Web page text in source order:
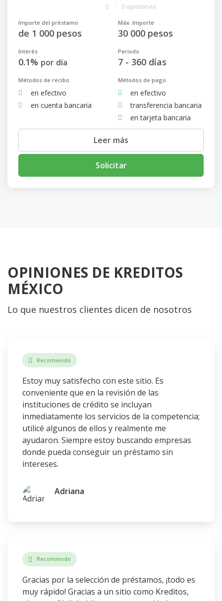
0 0 opiniones
Importe del préstamo
de 1 000 pesos
Máx. Importe
30 000 pesos
Interés
0.1% por día
Período
7 - 360 días
Métodos de recibo
en efectivo
en cuenta bancaria
Métodos de pago
en efectivo
transferencia bancaria
en tarjeta bancaria
Leer más
Solicitar
OPINIONES DE KREDITOS
MÉXICO
Lo que nuestros clientes dicen de nosotros
Recomiendo
Estoy muy satisfecho con este sitio. Es
conveniente que en la revisión de las
instituciones de crédito se incluyan
inmediatamente los servicios de la competencia;
utilicé algunos de ellos y realmente me
ayudaron. Siempre estoy buscando empresas
donde pueda conseguir un préstamo sin
intereses.
Adriana
Recomiendo
Gracias por la selección de préstamos, ¡todo es
muy rápido! Gracias a un sitio como Kreditos,